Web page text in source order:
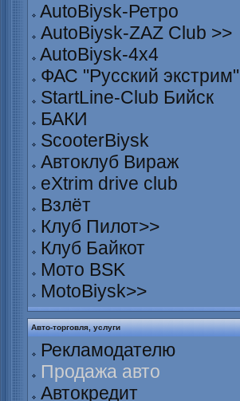
AutoBiysk-Ретро
AutoBiysk-ZAZ Club >>
AutoBiysk-4x4
ФАС "Русский экстрим"
StartLine-Club Бийск
БАКИ
ScooterBiysk
Автоклуб Вираж
eXtrim drive club
Взлёт
Клуб Пилот>>
Клуб Байкот
Мото BSK
MotoBiysk>>
Авто-торговля, услуги
Рекламодателю
Продажа авто
Автокредит